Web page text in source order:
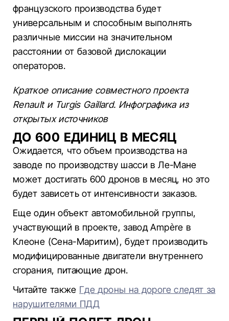
французского производства будет
универсальным и способным выполнять
различные миссии на значительном
расстоянии от базовой дислокации
операторов.
Краткое описание совместного проекта
Renault и Turgis Gaillard. Инфографика из
открытых источников
ДО 600 ЕДИНИЦ В МЕСЯЦ
Ожидается, что объем производства на
заводе по производству шасси в Ле-Мане
может достигать 600 дронов в месяц, но это
будет зависеть от интенсивности заказов.
Еще один объект автомобильной группы,
участвующий в проекте, завод Ampère в
Клеоне (Сена-Маритим), будет производить
модифицированные двигатели внутреннего
сгорания, питающие дрон.
Читайте также Где дроны на дороге следят за
нарушителями ПДД